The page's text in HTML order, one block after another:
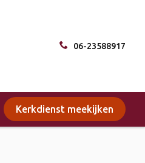
06-23588917
Kerkdienst meekijken